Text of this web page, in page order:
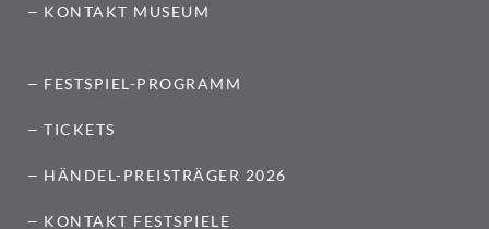
KONTAKT MUSEUM
FESTSPIEL-PROGRAMM
TICKETS
HÄNDEL-PREISTRÄGER 2026
KONTAKT FESTSPIELE